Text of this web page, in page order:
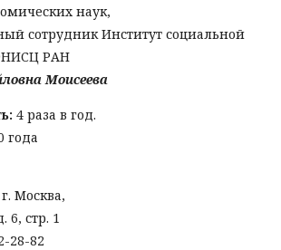
наук,
сотрудник Институт социальной
РАН
Моисеева
4 раза в год.
года
Москва,
6, стр. 1
28-82